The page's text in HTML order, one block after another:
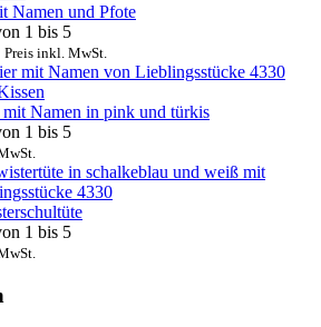
Namen und Pfote
1 bis 5
Preis inkl. MwSt.
mit Namen in pink und türkis
1 bis 5
1 bis 5